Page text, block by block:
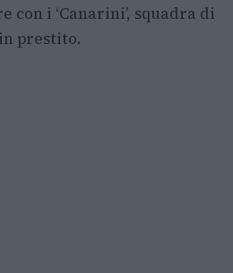
i ‘Canarini’, squadra di
prestito.